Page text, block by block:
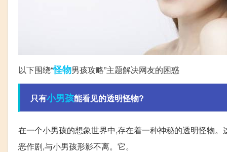
以下围绕“怪物男孩攻略”主题解决网友的困惑
只有小男孩能看见的透明怪物?
在一个小男孩的想象世界中,存在着一种神秘的透明怪物
恶作剧,与小男孩形影不离。它。